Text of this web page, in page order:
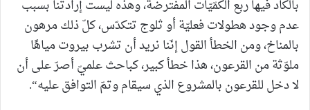
بالكاد فيها ربع الكمّيّات المفترضة، وهذه ليست إرادتنا بسبب
عدم وجود هطولات فعليّة أو ثلوج تتكدّس، كلّ ذلك مرهون
بالمناخ، ومن الخطأ القول إنّنا نريد أن تشرب بيروت مياهًا
ملوّثة من القرعون، هذا خطأ كبير، كباحث علميّ أصرّ على أن
لا دخل للقرعون بالمشروع الذي سيقام وتمّ التوافق عليه“.